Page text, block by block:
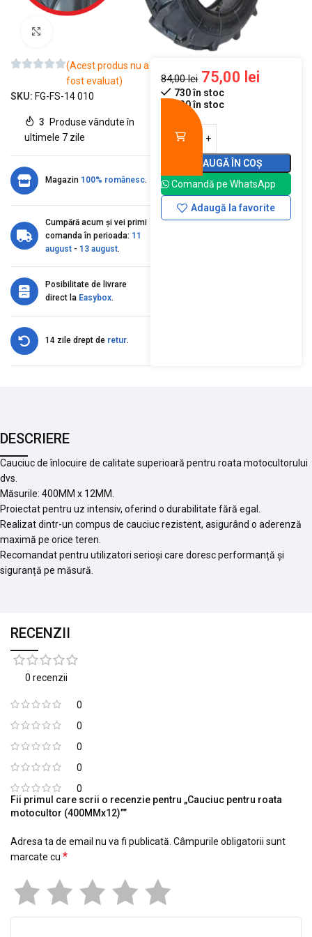
(Acest produs nu a
fost evaluat)
SKU: FG-FS-14 010
3
Produse vândute în
ultimele 7 zile
Magazin 100% românesc.
Cumpără acum și vei primi
comanda în perioada: 11
august - 13 august.
Posibilitate de livrare
direct la Easybox.
14 zile drept de retur.
84,00lei 75,00 lei
730 în stoc
730 în stoc
ADAUGĂ ÎN COȘ
Comandă pe WhatsApp
Adaugă la favorite
DESCRIERE
Cauciuc de înlocuire de calitate superioară pentru roata motocultorului
dvs.
Măsurile: 400MM x 12MM.
Proiectat pentru uz intensiv, oferind o durabilitate fără egal.
Realizat dintr-un compus de cauciuc rezistent, asigurând o aderenză
maximă pe orice teren.
Recomandat pentru utilizatori serioși care doresc performanță și
siguranță pe măsură.
RECENZII
0 recenzii
0
0
0
0
0
Fii primul care scrii o recenzie pentru „Cauciuc pentru roata
motocultor (400MMx12)””
Adresa ta de email nu va fi publicată. Câmpurile obligatorii sunt
marcate cu *